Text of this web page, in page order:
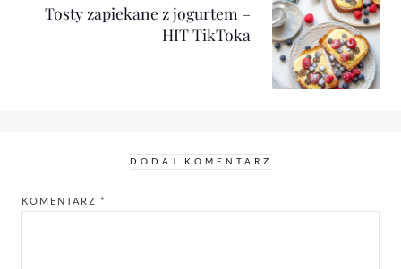
Tosty zapiekane z jogurtem –
HIT TikToka
DODAJ KOMENTARZ
KOMENTARZ *